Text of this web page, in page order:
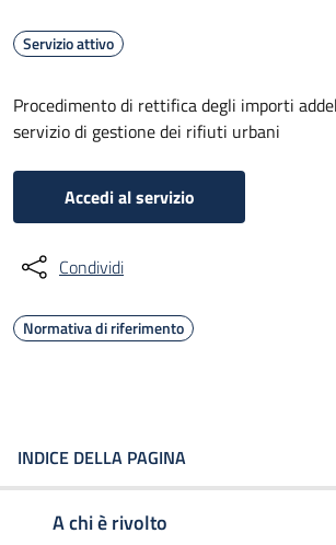
Servizio attivo
Procedimento di rettifica degli importi
servizio di gestione dei rifiuti urbani
Accedi al servizio
Condividi
Normativa di riferimento
INDICE DELLA PAGINA
A chi è rivolto